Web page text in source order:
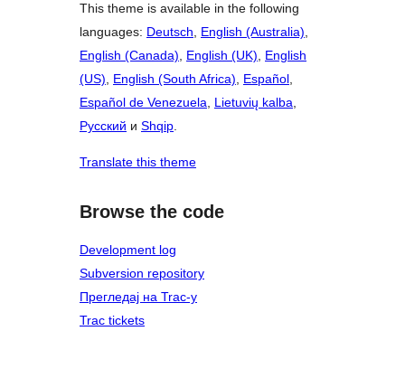
This theme is available in the following
languages: Deutsch, English (Australia),
English (Canada), English (UK), English
(US), English (South Africa), Español,
Español de Venezuela, Lietuvių kalba,
Русский и Shqip.
Translate this theme
Browse the code
Development log
Subversion repository
Прегледај на Trac-у
Trac tickets